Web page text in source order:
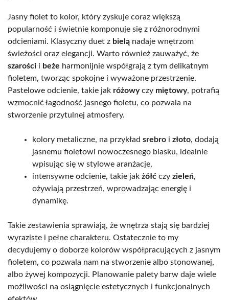
Jasny fiolet to kolor, który zyskuje coraz większą
popularność i świetnie komponuje się z różnorodnymi
odcieniami. Klasyczny duet z bielą nadaje wnętrzom
świeżości oraz elegancji. Warto również zauważyć, że
szarości i beże harmonijnie współgrają z tym delikatnym
fioletem, tworząc spokojne i wyważone przestrzenie.
Pastelowe odcienie, takie jak różowyczy miętowy, potrafią
wzmocnić łagodność jasnego fioletu, co pozwala na
stworzenie przytulnej atmosfery.
kolory metaliczne, na przykład srebro i złoto, dodają
jasnemu fioletowi nowoczesnego blasku, idealnie
wpisując się w stylowe aranżacje,
intensywne odcienie, takie jak żółć czy zieleń,
ożywiają przestrzeń, wprowadzając energię i
dynamikę.
Takie zestawienia sprawiają, że wnętrza stają się bardziej
wyraziste i pełne charakteru. Ostatecznie to my
decydujemy o doborze kolorów współpracujących z jasnym
fioletem, co pozwala nam na stworzenie albo stonowanej,
albo żywej kompozycji. Planowanie palety barw daje wiele
możliwości na osiągnięcie estetycznych i funkcjonalnych